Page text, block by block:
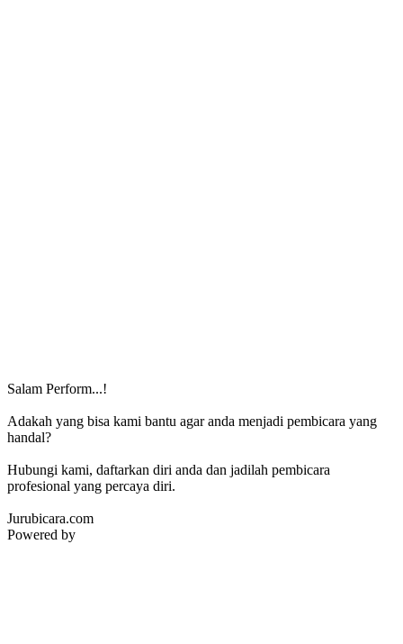
Salam Perform...!
Adakah yang bisa kami bantu agar anda menjadi pembicara yang
handal?
Hubungi kami, daftarkan diri anda dan jadilah pembicara
profesional yang percaya diri.
Jurubicara.com
Powered by